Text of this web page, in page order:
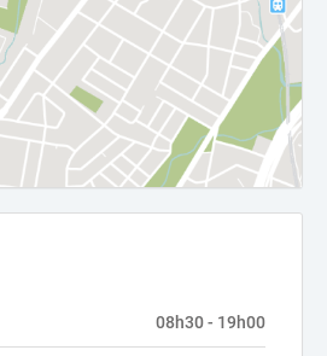
08h30 - 19h00